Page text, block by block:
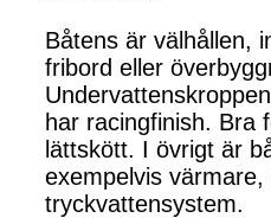
Båtens är välhållen,
fribord eller
har racingfinish. Bra
lättskött. I övrigt är
exempelvis värmare,
tryckvattensystem.